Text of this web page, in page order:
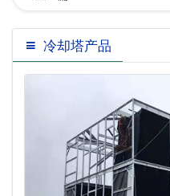
回列表
冷却塔产品